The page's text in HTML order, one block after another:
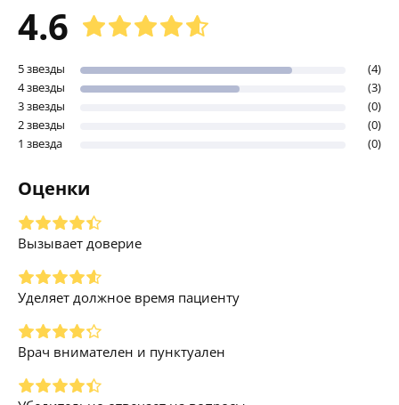
4.6
5 звезды
(4)
4 звезды
(3)
3 звезды
(0)
2 звезды
(0)
1 звезда
(0)
Оценки
Вызывает доверие
Уделяет должное время пациенту
Врач внимателен и пунктуален